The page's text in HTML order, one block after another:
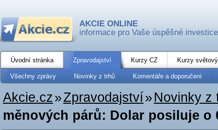
AKCIE ONLINE
informace pro Vaše úspěšné investice
Úvodní stránka Zpravodajství Kurzy CZ Kurzy
Všechny zprávy Novinky z trhů Komentáře a doporučení
Akcie.cz»Zpravodajství» Novinky z
měnových párů: Dolar posiluje o